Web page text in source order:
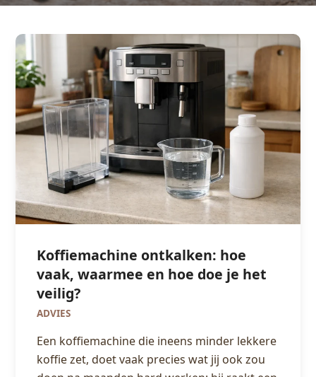
Koffiemachine ontkalken: hoe
vaak, waarmee en hoe doe je het
veilig?
ADVIES
Een koffiemachine die ineens minder lekkere
koffie zet, doet vaak precies wat jij ook zou